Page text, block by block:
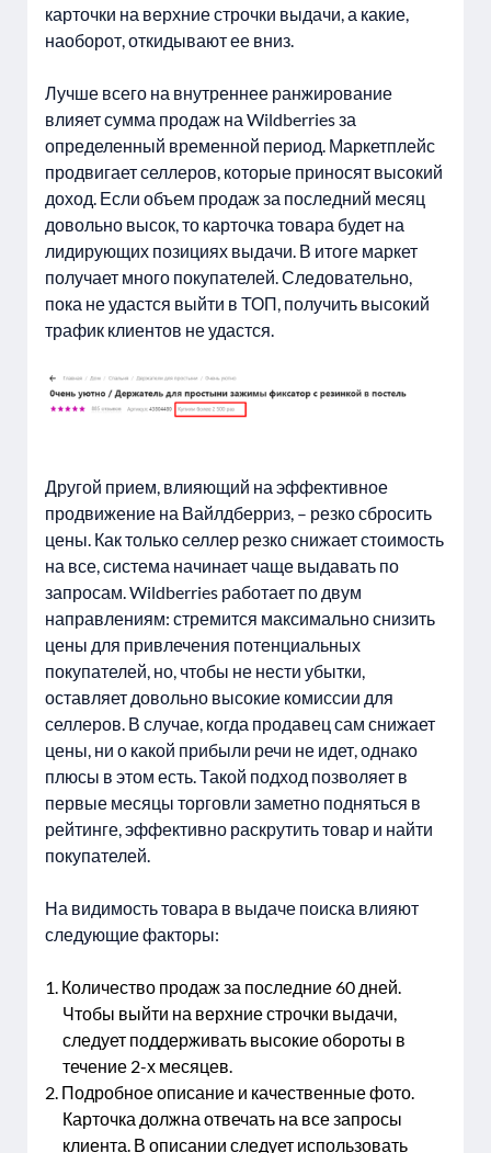
карточки на верхние строчки выдачи, а какие,
наоборот, откидывают ее вниз.
Лучше всего на внутреннее ранжирование
влияет сумма продаж на Wildberries за
определенный временной период. Маркетплейс
продвигает селлеров, которые приносят высокий
доход. Если объем продаж за последний месяц
довольно высок, то карточка товара будет на
лидирующих позициях выдачи. В итоге маркет
получает много покупателей. Следовательно,
пока не удастся выйти в ТОП, получить высокий
трафик клиентов не удастся.
Другой прием, влияющий на эффективное
продвижение на Вайлдберриз, – резко сбросить
цены. Как только селлер резко снижает стоимость
на все, система начинает чаще выдавать по
запросам. Wildberries работает по двум
направлениям: стремится максимально снизить
цены для привлечения потенциальных
покупателей, но, чтобы не нести убытки,
оставляет довольно высокие комиссии для
селлеров. В случае, когда продавец сам снижает
цены, ни о какой прибыли речи не идет, однако
плюсы в этом есть. Такой подход позволяет в
первые месяцы торговли заметно подняться в
рейтинге, эффективно раскрутить товар и найти
покупателей.
На видимость товара в выдаче поиска влияют
следующие факторы:
Количество продаж за последние 60 дней.
Чтобы выйти на верхние строчки выдачи,
следует поддерживать высокие обороты в
течение 2-х месяцев.
Подробное описание и качественные фото.
Карточка должна отвечать на все запросы
клиента. В описании следует использовать